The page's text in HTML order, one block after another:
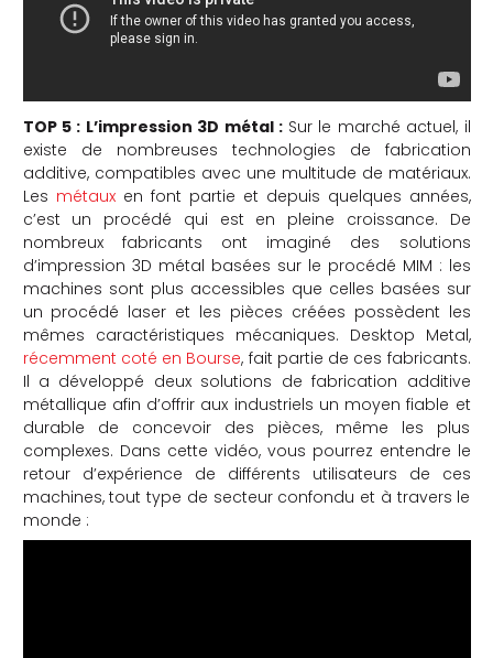
TOP 5 : L’impression 3D métal : Sur le marché actuel, il
existe de nombreuses technologies de fabrication
additive, compatibles avec une multitude de matériaux.
Les métauxen font partie et depuis quelques années,
c’est un procédé qui est en pleine croissance. De
nombreux fabricants ont imaginé des solutions
d’impression 3D métal basées sur le procédé MIM : les
machines sont plus accessibles que celles basées sur
un procédé laser et les pièces créées possèdent les
mêmes caractéristiques mécaniques. Desktop Metal,
récemment coté en Bourse, fait partie de ces fabricants.
Il a développé deux solutions de fabrication additive
métallique afin d’offrir aux industriels un moyen fiable et
durable de concevoir des pièces, même les plus
complexes. Dans cette vidéo, vous pourrez entendre le
retour d’expérience de différents utilisateurs de ces
machines, tout type de secteur confondu et à travers le
monde :